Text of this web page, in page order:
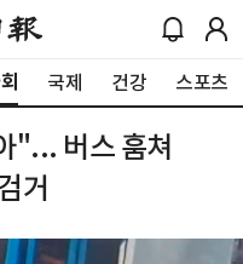
국제 건강 스포츠
"... 버스 훔쳐
거